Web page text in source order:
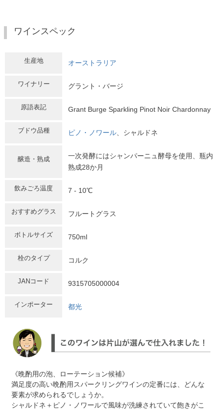
ワインスペック
生産地 オーストラリア
ワイナリー グラント・バージ
原語表記 Grant Burge Sparkling Pinot Noir Chardonnay
ブドウ品種 ピノ・ノワール 、シャルドネ
醸造・熟成
一次発酵にはシャンパーニュ酵母を使用、瓶内
熟成28か月
飲みごろ温度 7 - 10℃
おすすめグラス フルートグラス
ボトルサイズ 750ml
栓のタイプ コルク
JANコード 9315705000004
インポーター 都光
《晩酌用の泡、ローテーション候補》
満足度の高い晩酌用スパークリングワインの定番には、どんな
要素が求められるでしょうか。
シャルドネ＋ピノ・ノワールで風味が洗練されていて飽きがこ